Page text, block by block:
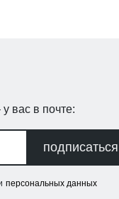
вас в почте:
подписаться
персональных данных